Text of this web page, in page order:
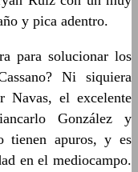
y pica adentro.
para solucionar los
Ni siquiera
Navas, el excelente
González y
tienen apuros, y es
en el mediocampo.